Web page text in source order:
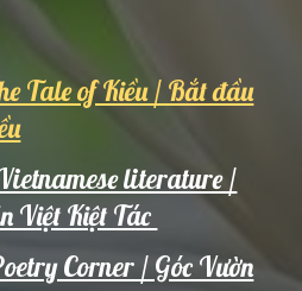
Tale of Kiều / Bắt đầu
literature /
Việt Kiệt Tác
Corner / Góc Vườn